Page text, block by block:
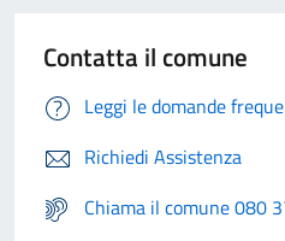
Contatta il comune
Leggi le domande
Richiedi Assistenza
Chiama il comune 080